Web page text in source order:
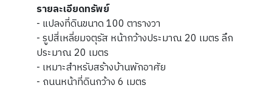
รายละเอียดทรัพย์
- แปลงที่ดินขนาด 100 ตารางวา
- รูปสี่เหลี่ยมจตุรัส หน้ากว้างประมาณ 20 เมตร ลึก
ประมาณ 20 เมตร
- เหมาะสำหรับสร้างบ้านพักอาศัย
- ถนนหน้าที่ดินกว้าง 6 เมตร